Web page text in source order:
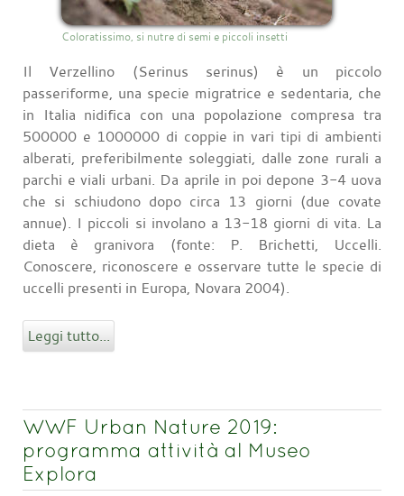
Coloratissimo, si nutre di semi e piccoli insetti
Il Verzellino (Serinus serinus) è un piccolo
passeriforme, una specie migratrice e sedentaria, che
in Italia nidifica con una popolazione compresa tra
500000 e 1000000 di coppie in vari tipi di ambienti
alberati, preferibilmente soleggiati, dalle zone rurali a
parchi e viali urbani. Da aprile in poi depone 3-4 uova
che si schiudono dopo circa 13 giorni (due covate
annue). I piccoli si involano a 13-18 giorni di vita. La
dieta è granivora (fonte: P. Brichetti, Uccelli.
Conoscere, riconoscere e osservare tutte le specie di
uccelli presenti in Europa, Novara 2004).
Leggi tutto...
WWF Urban Nature 2019:
programma attività al Museo
Explora